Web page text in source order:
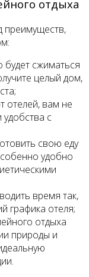
отдыха
преимуществ,
сжиматься
целый дом,
отелей, вам не
с
свою еду
удобно
время так,
графика отеля;
отдыха
природы и